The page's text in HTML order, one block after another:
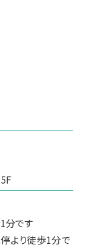
分です
より徒歩1分で